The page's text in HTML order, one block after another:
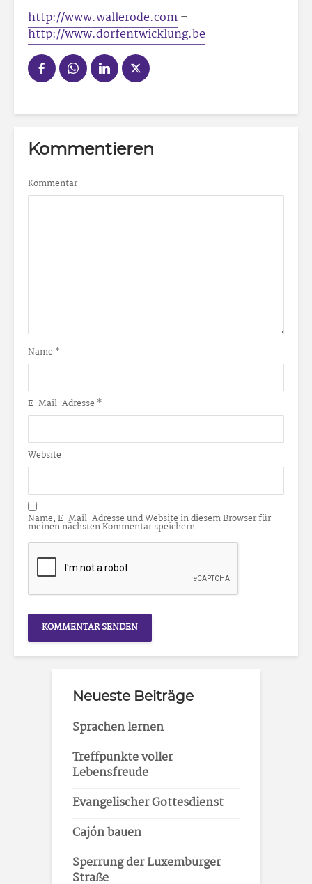
http://www.wallerode.com–
http://www.dorfentwicklung.be
Kommentieren
Kommentar
Name *
E-Mail-Adresse *
Website
Name, E-Mail-Adresse und Website in diesem Browser für
meinen nächsten Kommentar speichern.
Neueste Beiträge
Sprachen lernen
Treffpunkte voller
Lebensfreude
Evangelischer Gottesdienst
Cajón bauen
Sperrung der Luxemburger
Straße